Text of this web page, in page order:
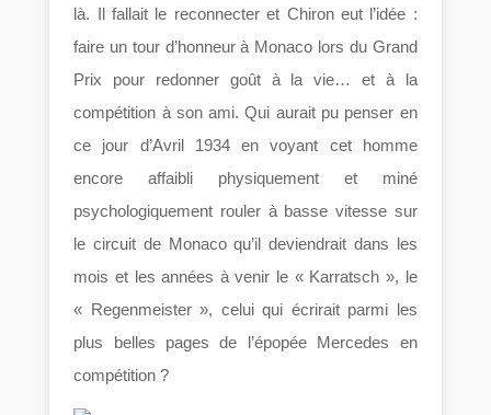
là. Il fallait le reconnecter et Chiron eut l’idée :
faire un tour d’honneur à Monaco lors du Grand
Prix pour redonner goût à la vie… et à la
compétition à son ami. Qui aurait pu penser en
ce jour d’Avril 1934 en voyant cet homme
encore affaibli physiquement et miné
psychologiquement rouler à basse vitesse sur
le circuit de Monaco qu’il deviendrait dans les
mois et les années à venir le « Karratsch », le
« Regenmeister », celui qui écrirait parmi les
plus belles pages de l’épopée Mercedes en
compétition ?